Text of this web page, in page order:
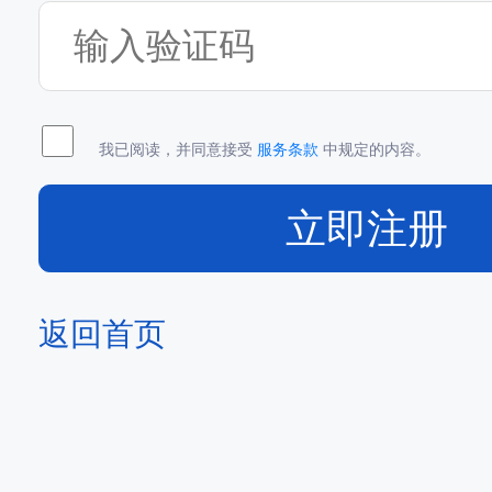
我已阅读，并同意接受 服务条款 中规定的内容。
立即注册
返回首页